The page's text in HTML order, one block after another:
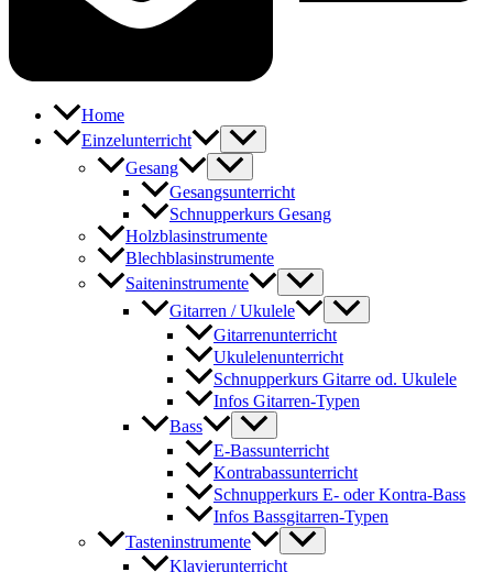
Home
Einzelunterricht
Gesang
Gesangsunterricht
Schnupperkurs Gesang
Holzblasinstrumente
Blechblasinstrumente
Saiteninstrumente
Gitarren / Ukulele
Gitarrenunterricht
Ukulelenunterricht
Schnupperkurs Gitarre od. Ukulele
Infos Gitarren-Typen
Bass
E-Bassunterricht
Kontrabassunterricht
Schnupperkurs E- oder Kontra-Bass
Infos Bassgitarren-Typen
Tasteninstrumente
Klavierunterricht